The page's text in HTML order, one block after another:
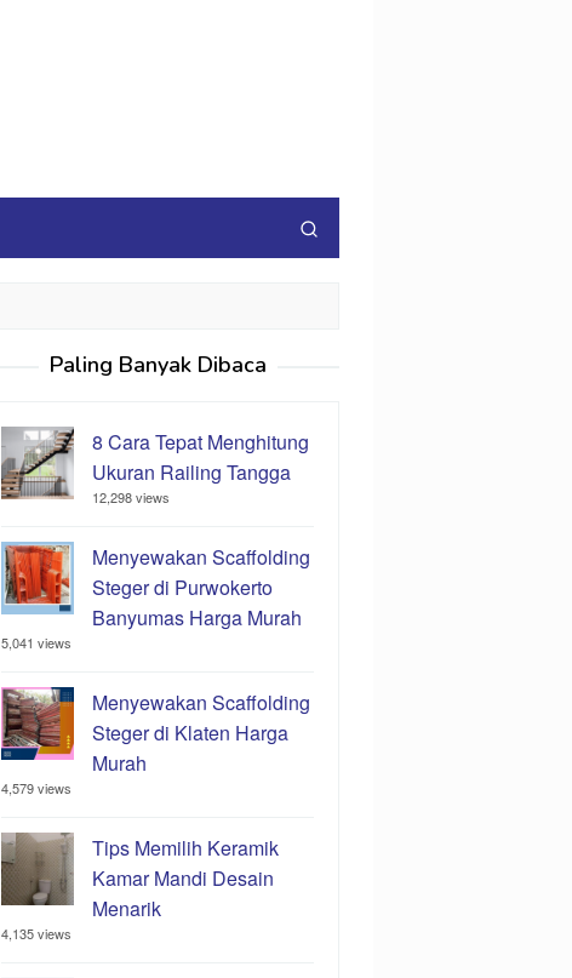
Paling Banyak Dibaca
8 Cara Tepat Menghitung
Ukuran Railing Tangga
12,298 views
Menyewakan Scaffolding
Steger di Purwokerto
Banyumas Harga Murah
5,041 views
Menyewakan Scaffolding
Steger di Klaten Harga
Murah
4,579 views
Tips Memilih Keramik
Kamar Mandi Desain
Menarik
4,135 views